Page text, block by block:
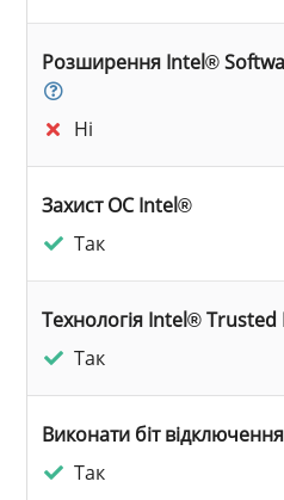
Розширення Intel®
Ні
Захист ОС Intel®
Так
Технологія Intel® Trusted
Так
Виконати біт
Так